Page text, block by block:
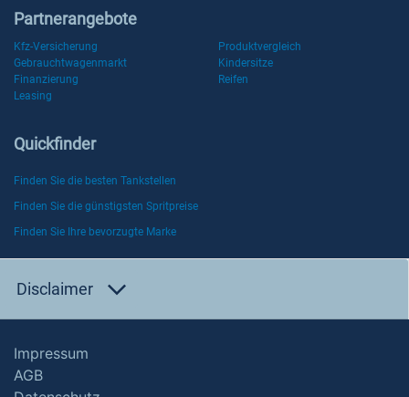
Partnerangebote
Kfz-Versicherung
Produktvergleich
Gebrauchtwagenmarkt
Kindersitze
Finanzierung
Reifen
Leasing
Quickfinder
Finden Sie die besten Tankstellen
Finden Sie die günstigsten Spritpreise
Finden Sie Ihre bevorzugte Marke
Disclaimer
Impressum
AGB